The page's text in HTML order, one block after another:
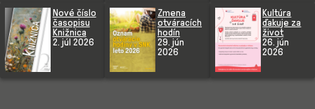
Nové číslo
časopisu
Knižnica
2. júl 2026
Zmena
otváracích
hodín
29. jún
2026
Kultúra
ďakuje za
život
26. jún
2026